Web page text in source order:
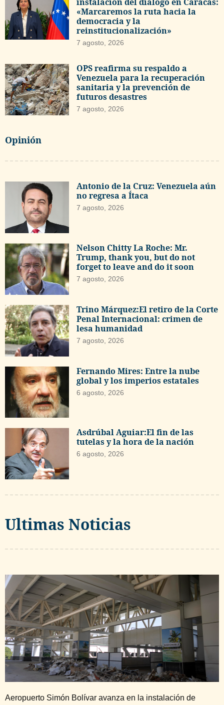
instalación del diálogo en Caracas:
«Marcaremos la ruta hacia la
democracia y la
reinstitucionalización»
7 agosto, 2026
OPS reafirma su respaldo a
Venezuela para la recuperación
sanitaria y la prevención de
futuros desastres
7 agosto, 2026
Opinión
Antonio de la Cruz: Venezuela aún
no regresa a Ítaca
7 agosto, 2026
Nelson Chitty La Roche: Mr.
Trump, thank you, but do not
forget to leave and do it soon
7 agosto, 2026
Trino Márquez:El retiro de la Corte
Penal Internacional: crimen de
lesa humanidad
7 agosto, 2026
Fernando Mires: Entre la nube
global y los imperios estatales
6 agosto, 2026
Asdrúbal Aguiar:El fin de las
tutelas y la hora de la nación
6 agosto, 2026
Ultimas Noticias
Aeropuerto Simón Bolívar avanza en la instalación de